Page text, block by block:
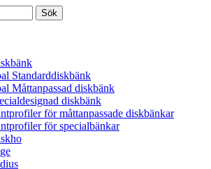
Sök
Standarddiskbänk
Måttanpassad diskbänk
diskbänk
för måttanpassade diskbänkar
för specialbänkar